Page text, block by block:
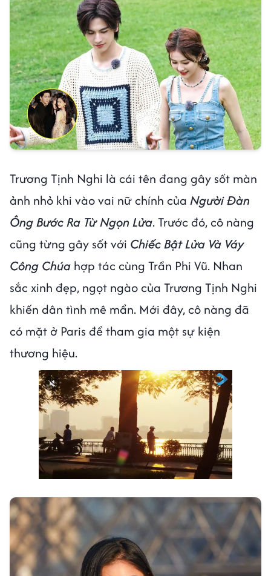
Trương Tịnh Nghi là cái tên đang gây sốt màn
ảnh nhỏ khi vào vai nữ chính của Người Đàn
Ông Bước Ra Từ Ngọn Lửa. Trước đó, cô nàng
cũng từng gây sốt với Chiếc Bật Lửa Và Váy
Công Chúa hợp tác cùng Trần Phi Vũ. Nhan
sắc xinh đẹp, ngọt ngào của Trương Tịnh Nghi
khiến dân tình mê mẩn. Mới đây, cô nàng đã
có mặt ở Paris để tham gia một sự kiện
thương hiệu.